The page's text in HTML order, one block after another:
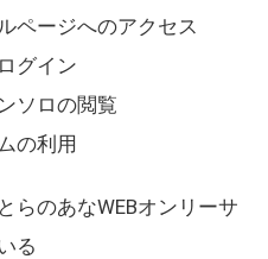
ページへのアクセス
グイン
ソロの閲覧
の利用
らのあなWEBオンリーサ
る